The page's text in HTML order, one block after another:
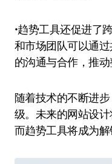
•趋势工具还促进了
和市场团队可以通
的沟通与合作，推动
随着技术的不断进
级。未来的网站设
而趋势工具将成为解